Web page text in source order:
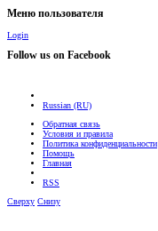
Меню пользователя
Login
Follow us on Facebook
Russian (RU)
Обратная связь
Условия и правила
Политика конфиденциальности
Помощь
Главная
RSS
Сверху Снизу